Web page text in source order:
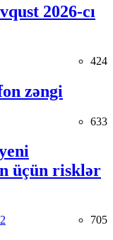
2026-cı
424
zəngi
633
üçün risklər
705